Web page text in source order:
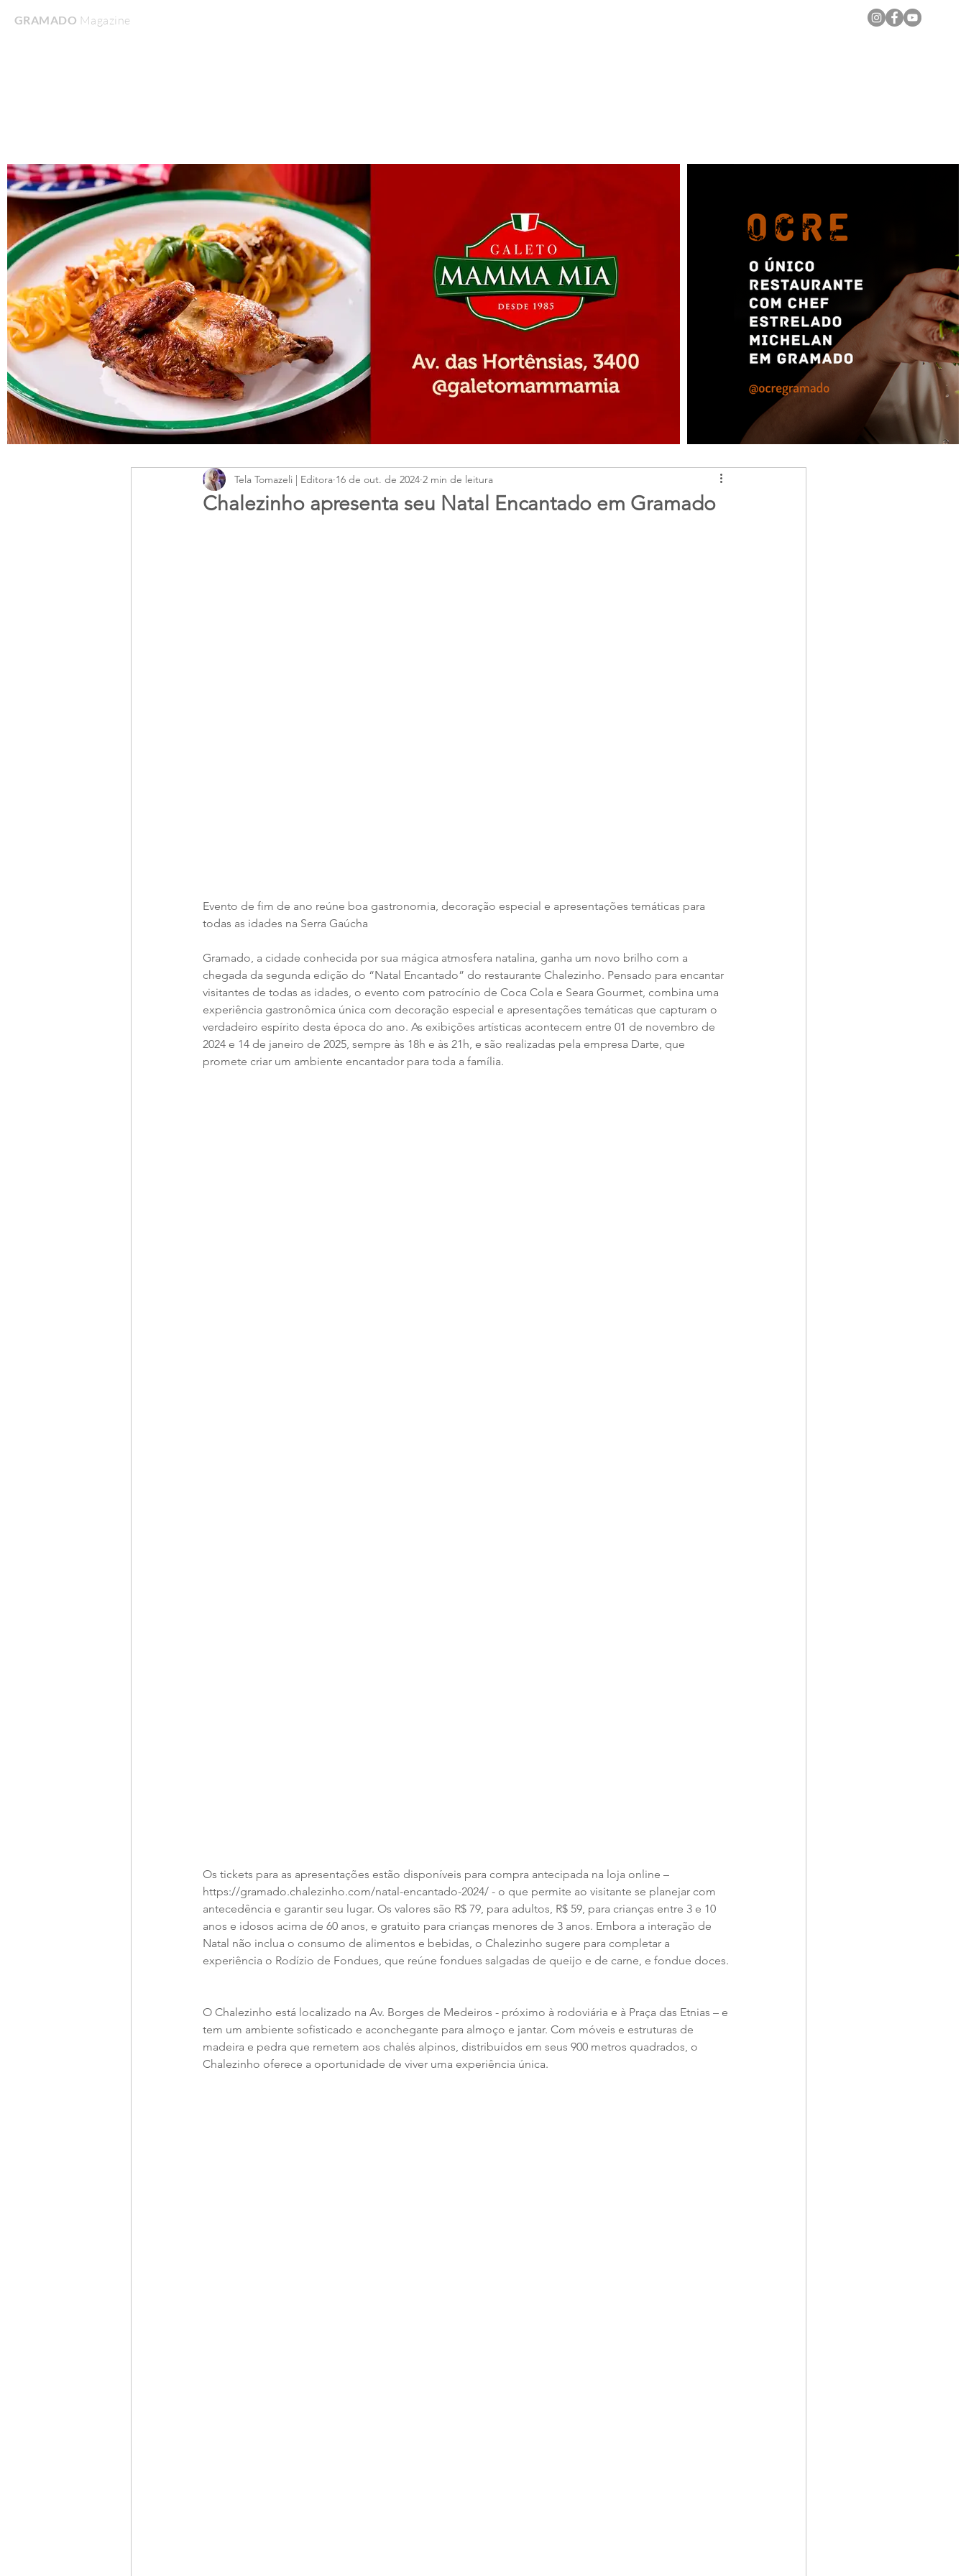
GRAMADO MagazineHome
Chalezinho apresenta seu Natal Encantado em Gramado
Tela Tomazeli | Editora 16 de out. de 2024 2 min de leitura
Evento de fim de ano reúne boa gastronomia, decoração especial e apresentações temáticas para
todas as idades na Serra Gaúcha
Gramado, a cidade conhecida por sua mágica atmosfera natalina, ganha um novo brilho com a
chegada da segunda edição do “Natal Encantado” do restaurante Chalezinho. Pensado para encantar
visitantes de todas as idades, o evento com patrocínio de Coca Cola e Seara Gourmet, combina uma
experiência gastronômica única com decoração especial e apresentações temáticas que capturam o
verdadeiro espírito desta época do ano. As exibições artísticas acontecem entre 01 de novembro de
2024 e 14 de janeiro de 2025, sempre às 18h e às 21h, e são realizadas pela empresa Darte, que
promete criar um ambiente encantador para toda a família.
Os tickets para as apresentações estão disponíveis para compra antecipada na loja online –
https://gramado.chalezinho.com/natal-encantado-2024/ - o que permite ao visitante se planejar com
antecedência e garantir seu lugar. Os valores são R$ 79, para adultos, R$ 59, para crianças entre 3 e 10
anos e idosos acima de 60 anos, e gratuito para crianças menores de 3 anos. Embora a interação de
Natal não inclua o consumo de alimentos e bebidas, o Chalezinho sugere para completar a
experiência o Rodízio de Fondues, que reúne fondues salgadas de queijo e de carne, e fondue doces.
O Chalezinho está localizado na Av. Borges de Medeiros - próximo à rodoviária e à Praça das Etnias – e
tem um ambiente sofisticado e aconchegante para almoço e jantar. Com móveis e estruturas de
madeira e pedra que remetem aos chalés alpinos, distribuídos em seus 900 metros quadrados, o
Chalezinho oferece a oportunidade de viver uma experiência única.